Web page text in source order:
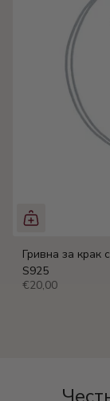
Гривна за крак
S925
€20,00